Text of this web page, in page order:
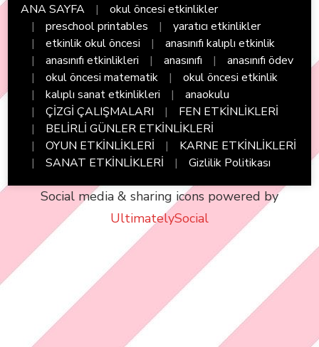
ANA SAYFA
okul öncesi etkinlikler
preschool printables
yaratıcı etkinlikler
etkinlik okul öncesi
anasınıfı kalıplı etkinlik
anasınıfı etkinlikleri
anasınıfı
anasınıfı ödev
okul öncesi matematik
okul öncesi etkinlik
kalıplı sanat etkinlikleri
anaokulu
ÇİZGİ ÇALIŞMALARI
FEN ETKİNLİKLERİ
BELİRLİ GÜNLER ETKİNLİKLERİ
OYUN ETKİNLİKLERİ
KARNE ETKİNLİKLERİ
SANAT ETKİNLİKLERİ
Gizlilik Politikası
Social media & sharing icons powered by
UltimatelySocial